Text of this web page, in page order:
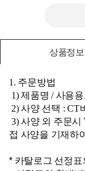
상품정보
1. 주문방법
1) 제품명 / 사용
2)사양 선택 : CT
3)사양 외 주문시
접 사양을 기재하
* 카탈로그 선정